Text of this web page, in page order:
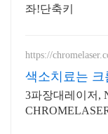
좌!단축키
https://
색소치료는 크
3파장대레이저,